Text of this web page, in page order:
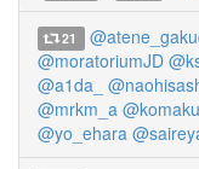
21
@moratoriumJD
@a1da_
@mrkm_a
@yo_ehara